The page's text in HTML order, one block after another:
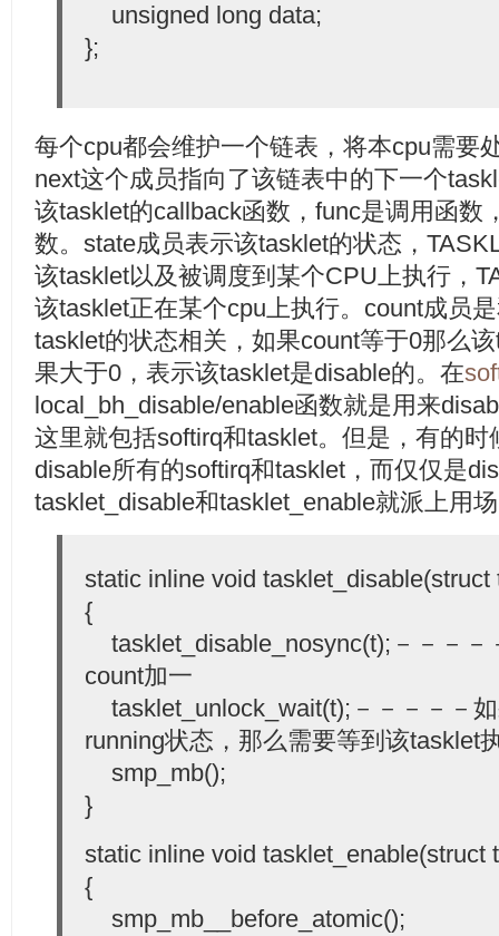
unsigned long data;
};
每个cpu都会维护一个链表，将本cpu需要
next这个成员指向了该链表中的下一个
该tasklet的callback函数，func是调用函数
数。state成员表示该tasklet的状态，
该tasklet以及被调度到某个CPU上执行，
该tasklet正在某个cpu上执行。count成员
tasklet的状态相关，如果count等于0那么
果大于0，表示该tasklet是disable的。在
local_bh_disable/enable函数就是用来
这里就包括softirq和tasklet。但是，有的
disable所有的softirq和tasklet，而仅仅是
tasklet_disable和tasklet_enable就派上用
static inline void
{
tasklet_disable_nosync(t);－－－－
count加一
tasklet_unlock_wait(t);－－－－－
running状态，那么需要等到该tasklet
smp_mb();
}
static inline void tasklet_enable(struct
{
smp_mb__before_atomic();